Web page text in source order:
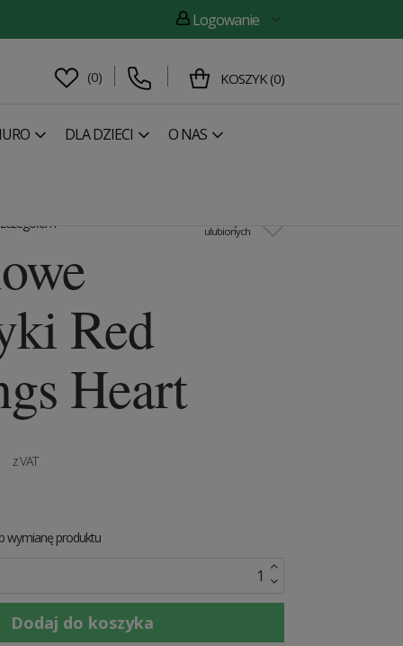
Logowanie
(0) KOSZYK (0)
DLA DZIECI O NAS
ulubionych
Red
Heart
z VAT
wymianę produktu